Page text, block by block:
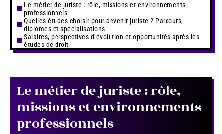
Le métier de juriste : rôle, missions et environnements
professionnels
Quelles études choisir pour devenir juriste ? Parcours,
diplômes et spécialisations
Salaires, perspectives d’évolution et opportunités après les
études de droit
Le métier de juriste : rôle,
missions et environnements
professionnels